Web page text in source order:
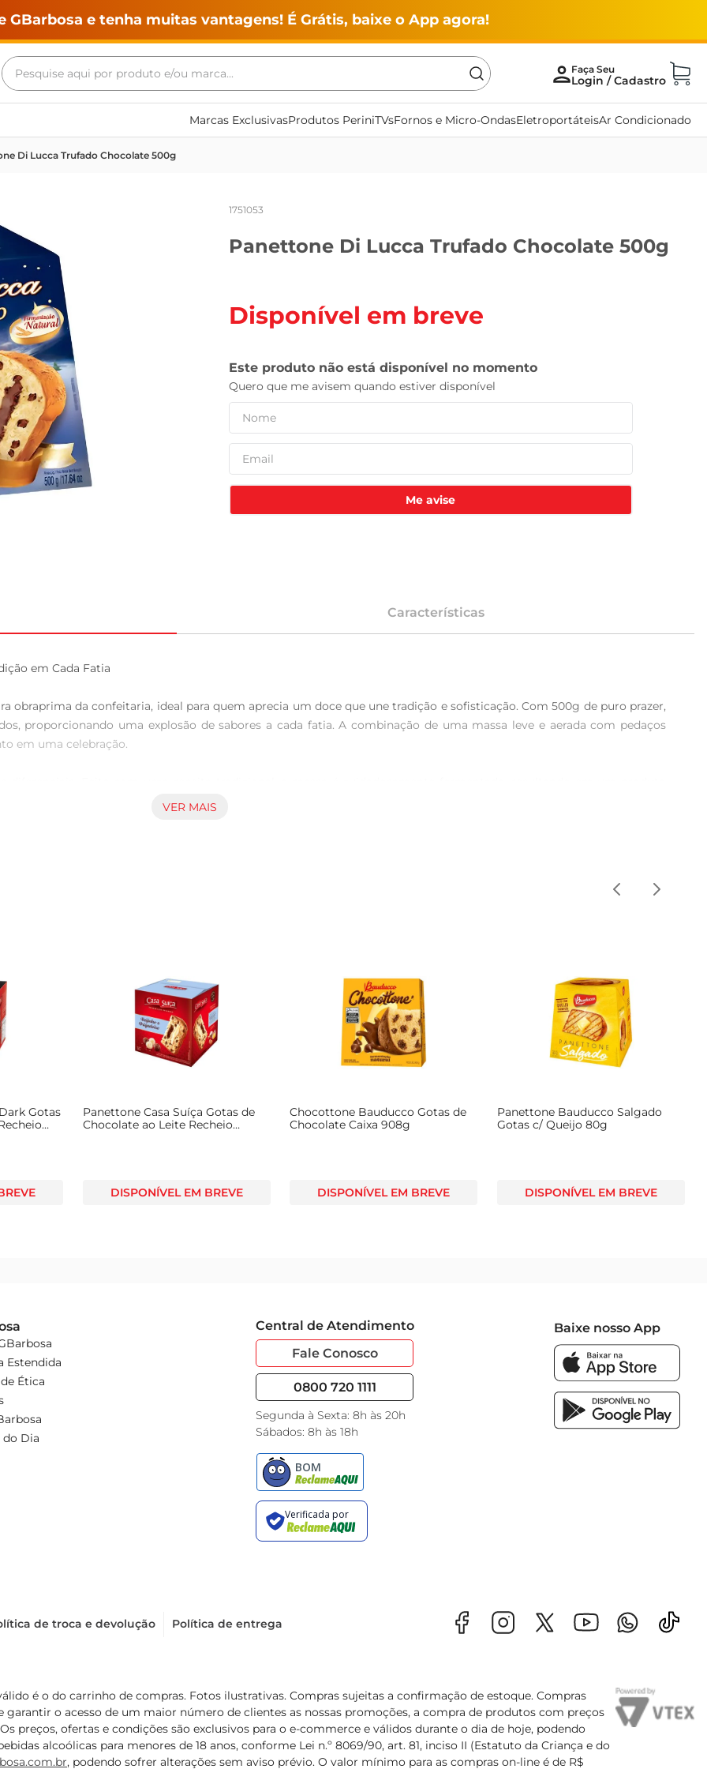
GBarbosa e tenha muitas vantagens! É Grátis, baixe o App agora!
Pesquise aqui por produto e/ou marca...
Marcas ExclusivasProdutos PeriniTVsFornos e Micro-OndasEletroportáteisAr Condicionado
Di Lucca Trufado Chocolate 500g
1751053
Panettone Di Lucca Trufado Chocolate 500g
Disponível em breve
Me avise
Características
em Cada Fatia
obraprima da confeitaria, ideal para quem aprecia um doce que une tradição e sofisticação. Com 500g de puro prazer,
proporcionando uma explosão de sabores a cada fatia. A combinação de uma massa leve e aerada com pedaços
em uma celebração.
trufado são distribuídos de maneira uniforme, garantindo que cada mordida seja repleta de sabor e cremosidade.
de diversas maneiras. Experimente aquecêlo levemente para realçar o sabor do chocolate trufado ou acompanhálo
de prazer e descontração.
Chocolate e transforme suas celebrações em experiências memoráveis.
VER MAIS
Gotas
Panettone Casa Suíça Gotas de
Chocolate ao Leite Recheio
DISPONÍVEL EM BREVE
Chocottone Bauducco Gotas de
Chocolate Caixa 908g
DISPONÍVEL EM BREVE
Panettone Bauducco Salgado
Gotas c/ Queijo 80g
DISPONÍVEL EM BREVE
Estendida
Ética
do Dia
Central de Atendimento
Fale Conosco
0800 720 1111
Segunda à Sexta: 8h às 20h
Sábados: 8h às 18h
Baixe nosso App
de troca e devolução Política de entrega
é o do carrinho de compras. Fotos ilustrativas. Compras sujeitas a confirmação de estoque. Compras
garantir o acesso de um maior número de clientes as nossas promoções, a compra de produtos com preços
preços, ofertas e condições são exclusivos para o e-commerce e válidos durante o dia de hoje, podendo
alcoólicas para menores de 18 anos, conforme Lei n.º 8069/90, art. 81, inciso II (Estatuto da Criança e do
, podendo sofrer alterações sem aviso prévio. O valor mínimo para as compras on-line é de R$
Termos mais buscados
maquina lavar
cerveja
frango
vinho
leite
tv
leite pó